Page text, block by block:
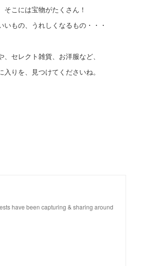
そこには宝物がたくさん！
いもの、うれしくなるもの・・・
セレクト雑貨、お洋服など、
りを、見つけてくださいね。
have been capturing & sharing around